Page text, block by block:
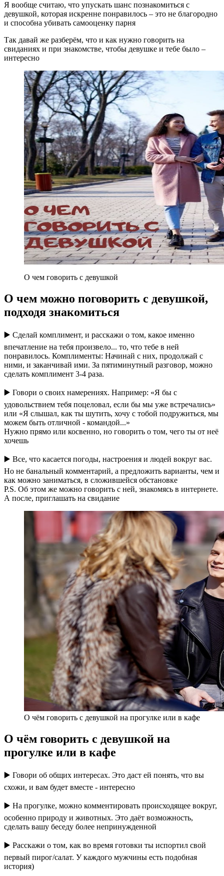
Я вообще считаю, что упускать шанс познакомиться с
девушкой, которая искренне понравилось – это не благородно
и способна убивать самооценку парня
Так давай же разберём, что и как нужно говорить на
свиданиях и при знакомстве, чтобы девушке и тебе было –
интересно
О чем говорить с девушкой
О чем можно поговорить с девушкой,
подходя знакомиться
▶️ Сделай комплимент, и расскажи о том, какое именно
впечатление на тебя произвело... то, что тебе в ней
понравилось. Комплименты: Начинай с них, продолжай с
ними, и заканчивай ими. За пятиминутный разговор, можно
сделать комплимент 3-4 раза.
▶️ Говори о своих намерениях. Например: «Я бы с
удовольствием тебя поцеловал, если бы мы уже встречались»
или «Я слышал, как ты шутить, хочу с тобой подружиться, мы
можем быть отличной - командой...»
Нужно прямо или косвенно, но говорить о том, чего ты от неё
хочешь
▶️ Все, что касается погоды, настроения и людей вокруг вас.
Но не банальный комментарий, а предложить варианты, чем и
как можно заниматься, в сложившейся обстановке
P.S. Об этом же можно говорить с ней, знакомясь в интернете.
А после, приглашать на свидание
О чём говорить с девушкой на прогулке или в кафе
О чём говорить с девушкой на
прогулке или в кафе
▶️ Говори об общих интересах. Это даст ей понять, что вы
схожи, и вам будет вместе - интересно
▶️ На прогулке, можно комментировать происходящее вокруг,
особенно природу и животных. Это даёт возможность,
сделать вашу беседу более непринужденной
▶️ Расскажи о том, как во время готовки ты испортил свой
первый пирог/салат. У каждого мужчины есть подобная
история)